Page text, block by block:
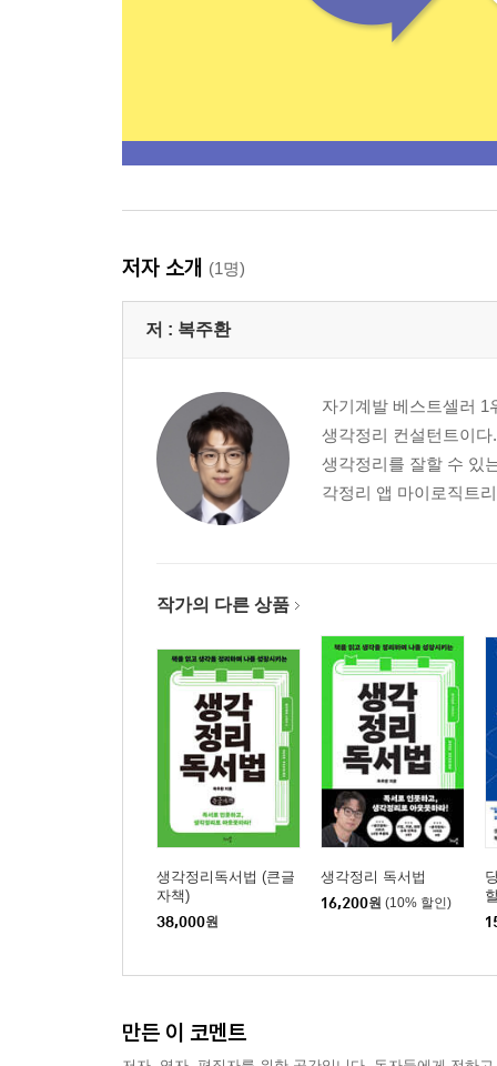
저자 소개 (1명)
저 : 복주환
자기계발 베스트셀러
생각정리 컨설턴트이
생각정리를 잘할 수 있
각정리 앱 마이로직트
작가의 다른 상품
생각정리독서법 (큰글
자책)
38,000원
생각정리 독서법
16,200원 (10% 할인)
만든 이 코멘트